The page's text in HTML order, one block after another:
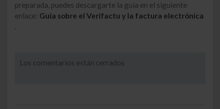
preparada, puedes descargarte la guía en el siguiente
enlace: Guía sobre el Verifactu y la factura electrónica
.
Los comentarios están cerrados